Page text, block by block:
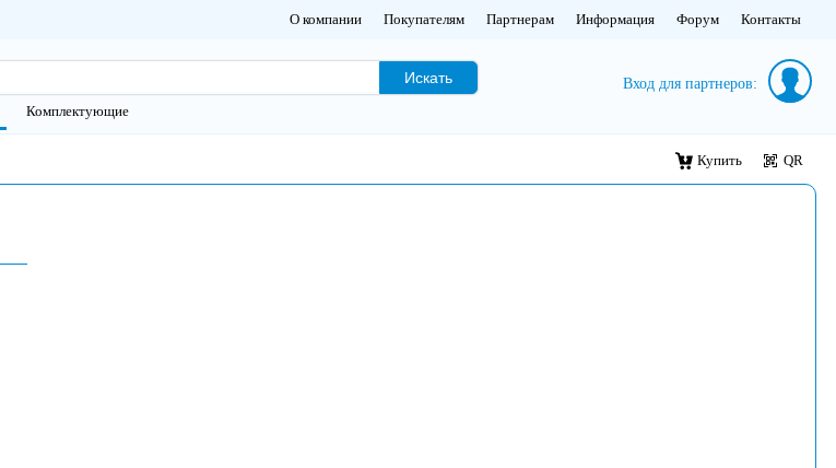
О компании Покупателям Партнерам Информация Форум Контакты
Искать
Комплектующие
Вход для партнеров:
Купить QR